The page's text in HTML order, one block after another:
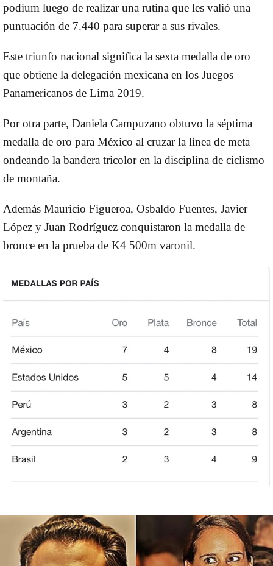
podium luego de realizar una rutina que les valió una
puntuación de 7.440 para superar a sus rivales.
Este triunfo nacional significa la sexta medalla de oro
que obtiene la delegación mexicana en los Juegos
Panamericanos de Lima 2019.
Por otra parte, Daniela Campuzano obtuvo la séptima
medalla de oro para México al cruzar la línea de meta
ondeando la bandera tricolor en la disciplina de ciclismo
de montaña.
Además Mauricio Figueroa, Osbaldo Fuentes, Javier
López y Juan Rodríguez conquistaron la medalla de
bronce en la prueba de K4 500m varonil.